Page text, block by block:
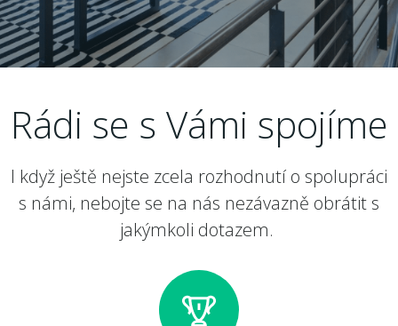
Rádi se s Vámi spojíme
I když ještě nejste zcela rozhodnutí o spolupráci
s námi, nebojte se na nás nezávazně obrátit s
jakýmkoli dotazem.